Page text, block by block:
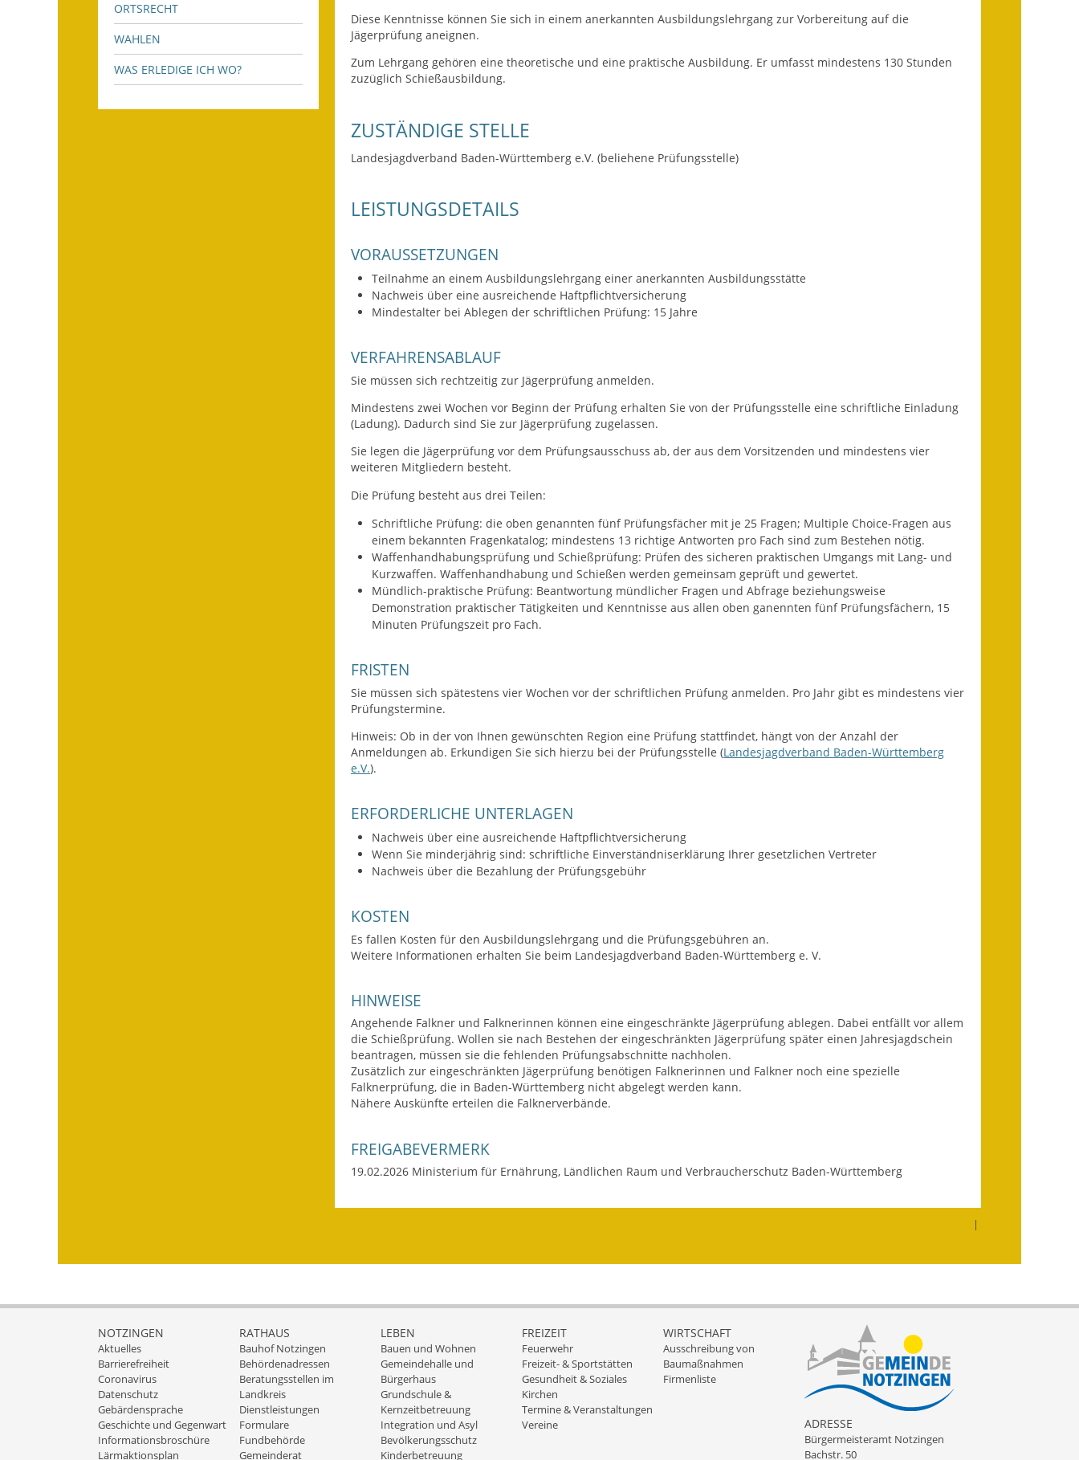
Buslinie 168
Stellenausschreibungen
Rathaus
Bauhof Notzingen
Behördenadressen
Fundbehörde
Sitzungsberichte 2016
Sitzungsberichte 2019
Gemeindeverwaltung
Haushalt & Finanzen
Heiraten in Notzingen
Mitarbeiter
Notruftafel
Ortsrecht
ORTSRECHT
WAHLEN
WAS ERLEDIGE ICH WO?
Diese Kenntnisse können Sie sich in einem anerkannten Ausbildungslehrgang zur Vorbereitung auf die
Jägerprüfung aneignen.
Zum Lehrgang gehören eine theoretische und eine praktische Ausbildung. Er umfasst mindestens 130 Stunden
zuzüglich Schießausbildung.
ZUSTÄNDIGE STELLE
Landesjagdverband Baden-Württemberg e.V. (beliehene Prüfungsstelle)
LEISTUNGSDETAILS
VORAUSSETZUNGEN
Teilnahme an einem Ausbildungslehrgang einer anerkannten Ausbildungsstätte
Nachweis über eine ausreichende Haftpflichtversicherung
Mindestalter bei Ablegen der schriftlichen Prüfung: 15 Jahre
VERFAHRENSABLAUF
Sie müssen sich rechtzeitig zur Jägerprüfung anmelden.
Mindestens zwei Wochen vor Beginn der Prüfung erhalten Sie von der Prüfungsstelle eine schriftliche Einladung
(Ladung). Dadurch sind Sie zur Jägerprüfung zugelassen.
Sie legen die Jägerprüfung vor dem Prüfungsausschuss ab, der aus dem Vorsitzenden und mindestens vier
weiteren Mitgliedern besteht.
Die Prüfung besteht aus drei Teilen:
Schriftliche Prüfung: die oben genannten fünf Prüfungsfächer mit je 25 Fragen; Multiple Choice-Fragen aus
einem bekannten Fragenkatalog; mindestens 13 richtige Antworten pro Fach sind zum Bestehen nötig.
Waffenhandhabungsprüfung und Schießprüfung: Prüfen des sicheren praktischen Umgangs mit Lang- und
Kurzwaffen. Waffenhandhabung und Schießen werden gemeinsam geprüft und gewertet.
Mündlich-praktische Prüfung: Beantwortung mündlicher Fragen und Abfrage beziehungsweise
Demonstration praktischer Tätigkeiten und Kenntnisse aus allen oben ganennten fünf Prüfungsfächern, 15
Minuten Prüfungszeit pro Fach.
FRISTEN
Sie müssen sich spätestens vier Wochen vor der schriftlichen Prüfung anmelden. Pro Jahr gibt es mindestens vier
Prüfungstermine.
Hinweis: Ob in der von Ihnen gewünschten Region eine Prüfung stattfindet, hängt von der Anzahl der
Anmeldungen ab. Erkundigen Sie sich hierzu bei der Prüfungsstelle (Landesjagdverband Baden-Württemberg
e.V.).
ERFORDERLICHE UNTERLAGEN
Nachweis über eine ausreichende Haftpflichtversicherung
Wenn Sie minderjährig sind: schriftliche Einverständniserklärung Ihrer gesetzlichen Vertreter
Nachweis über die Bezahlung der Prüfungsgebühr
KOSTEN
Es fallen Kosten für den Ausbildungslehrgang und die Prüfungsgebühren an.
Weitere Informationen erhalten Sie beim Landesjagdverband Baden-Württemberg e. V.
HINWEISE
Angehende Falkner und Falknerinnen können eine eingeschränkte Jägerprüfung ablegen. Dabei entfällt vor allem
die Schießprüfung. Wollen sie nach Bestehen der eingeschränkten Jägerprüfung später einen Jahresjagdschein
beantragen, müssen sie die fehlenden Prüfungsabschnitte nachholen.
Zusätzlich zur eingeschränkten Jägerprüfung benötigen Falknerinnen und Falkner noch eine spezielle
Falknerprüfung, die in Baden-Württemberg nicht abgelegt werden kann.
Nähere Auskünfte erteilen die Falknerverbände.
FREIGABEVERMERK
19.02.2026 Ministerium für Ernährung, Ländlichen Raum und Verbraucherschutz Baden-Württemberg
|
NOTZINGEN
Aktuelles
Barrierefreiheit
Coronavirus
Datenschutz
Gebärdensprache
Geschichte und Gegenwart
Informationsbroschüre
Lärmaktionsplan
RATHAUS
Bauhof Notzingen
Behördenadressen
Beratungsstellen im
Landkreis
Dienstleistungen
Formulare
Fundbehörde
Gemeinderat
LEBEN
Bauen und Wohnen
Gemeindehalle und
Bürgerhaus
Grundschule &
Kernzeitbetreuung
Integration und Asyl
Bevölkerungsschutz
Kinderbetreuung
FREIZEIT
Feuerwehr
Freizeit- & Sportstätten
Gesundheit & Soziales
Kirchen
Termine & Veranstaltungen
Vereine
WIRTSCHAFT
Ausschreibung von
Baumaßnahmen
Firmenliste
ADRESSE
Bürgermeisteramt Notzingen
Bachstr. 50